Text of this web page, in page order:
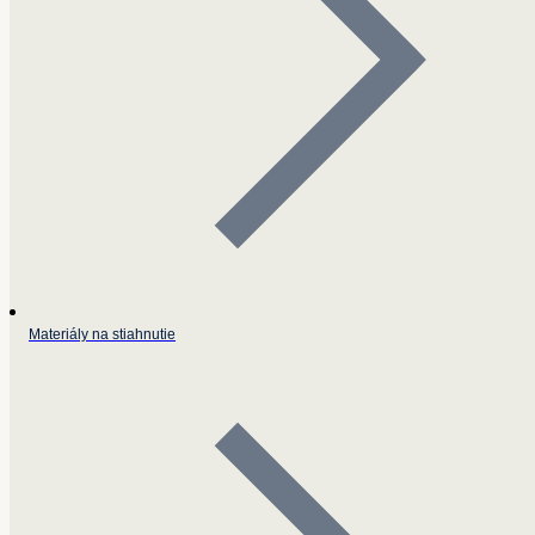
Materiály na stiahnutie